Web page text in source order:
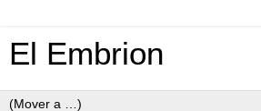
El Embrion